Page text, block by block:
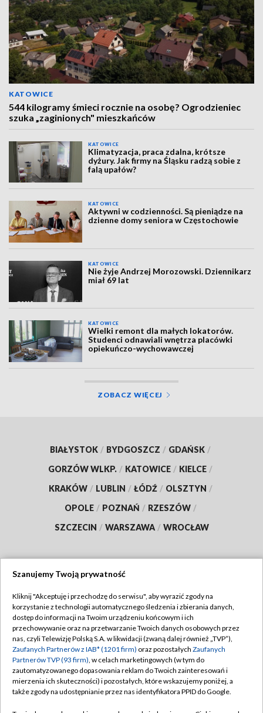
KATOWICE
544 kilogramy śmieci rocznie na osobę? Ogrodzieniec
szuka „zaginionych" mieszkańców
KATOWICE
Klimatyzacja, praca zdalna, krótsze
dyżury. Jak firmy na Śląsku radzą sobie z
falą upałów?
KATOWICE
Aktywni w codzienności. Są pieniądze na
dzienne domy seniora w Częstochowie
KATOWICE
Nie żyje Andrzej Morozowski. Dziennikarz
miał 69 lat
KATOWICE
Wielki remont dla małych lokatorów.
Studenci odnawiali wnętrza placówki
opiekuńczo-wychowawczej
ZOBACZ WIĘCEJ
BIAŁYSTOK / BYDGOSZCZ / GDAŃSK /
GORZÓW WLKP. / KATOWICE / KIELCE /
KRAKÓW / LUBLIN / ŁÓDŹ / OLSZTYN /
OPOLE / POZNAŃ / RZESZÓW /
SZCZECIN / WARSZAWA / WROCŁAW
TVP
Abonament TVP
Emisja w TVP
Centrum informacji TVP
Naziemna Telewizja Cyfrowa
Regulamin TVP
Polityka prywatności
Moje zgody
Pomoc
Szanujemy Twoją prywatność
Kliknij "Akceptuję i przechodzę do serwisu", aby wyrazić zgody na
korzystanie z technologii automatycznego śledzenia i zbierania danych,
dostęp do informacji na Twoim urządzeniu końcowym i ich
przechowywanie oraz na przetwarzanie Twoich danych osobowych przez
nas, czyli Telewizję Polską S.A. w likwidacji (zwaną dalej również „TVP”),
Zaufanych Partnerów z IAB* (1201 firm) oraz pozostałych Zaufanych
Partnerów TVP (93 firm), w celach marketingowych (w tym do
zautomatyzowanego dopasowania reklam do Twoich zainteresowań i
mierzenia ich skuteczności) i pozostałych, które wskazujemy poniżej, a
także zgody na udostępnianie przez nas identyfikatora PPID do Google.